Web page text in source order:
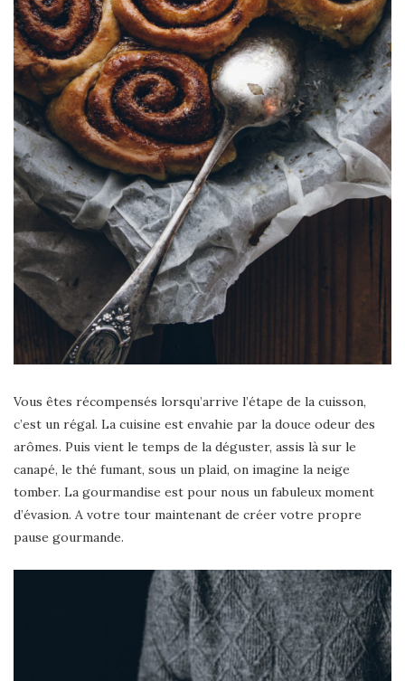
Vous êtes récompensés lorsqu’arrive l’étape de la cuisson,
c’est un régal. La cuisine est envahie par la douce odeur des
arômes. Puis vient le temps de la déguster, assis là sur le
canapé, le thé fumant, sous un plaid, on imagine la neige
tomber. La gourmandise est pour nous un fabuleux moment
d’évasion. A votre tour maintenant de créer votre propre
pause gourmande.